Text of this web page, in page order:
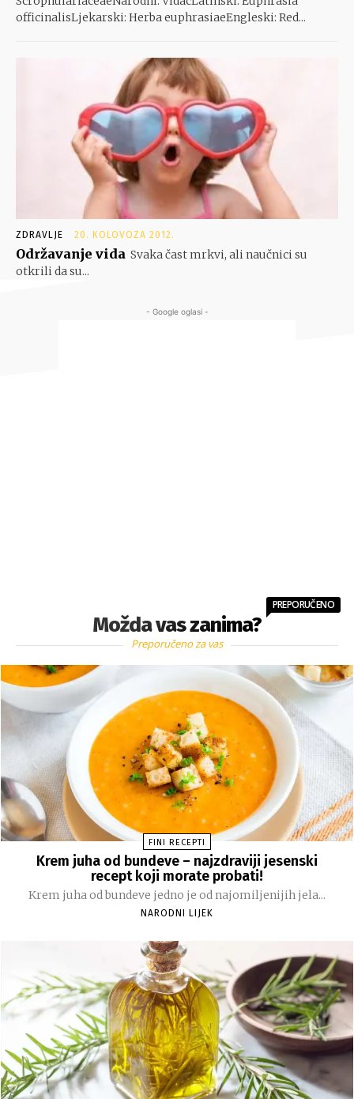
officinalisLjekarski: Herba euphrasiaeEngleski: Red...
ZDRAVLJE 20. KOLOVOZA 2012.
Održavanje vida Svaka čast mrkvi, ali naučnici su
otkrili da su...
- Google oglasi -
Možda vas zanima?
PREPORUČENO
Preporučeno za vas
FINI RECEPTI
Krem juha od bundeve – najzdraviji jesenski
recept koji morate probati!
Krem juha od bundeve jedno je od najomiljenijih jela...
NARODNI LIJEK